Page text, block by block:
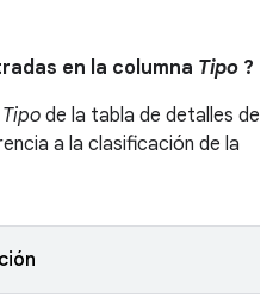
en la columna Tipo ?
Tipo de la tabla de detalles de
a la clasificación de la